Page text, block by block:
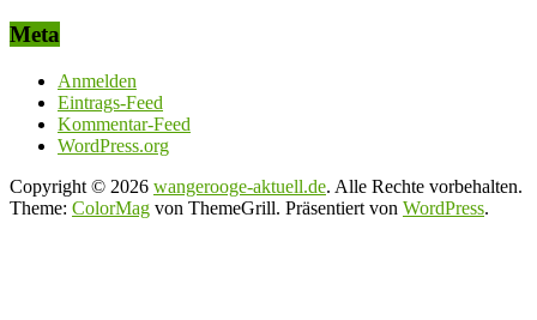
Meta
Anmelden
Eintrags-Feed
Kommentar-Feed
WordPress.org
Copyright © 2026 wangerooge-aktuell.de. Alle Rechte vorbehalten.
Theme: ColorMag von ThemeGrill. Präsentiert von WordPress.